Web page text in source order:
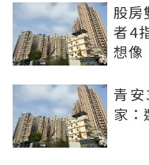
股房
者4
想像
青
家：